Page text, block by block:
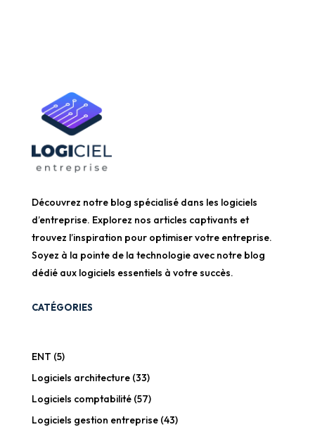
Découvrez notre blog spécialisé dans les logiciels
d’entreprise. Explorez nos articles captivants et
trouvez l’inspiration pour optimiser votre entreprise.
Soyez à la pointe de la technologie avec notre blog
dédié aux logiciels essentiels à votre succès.
CATÉGORIES
ENT (5)
Logiciels architecture(33)
Logiciels comptabilité(57)
Logiciels gestion entreprise(43)